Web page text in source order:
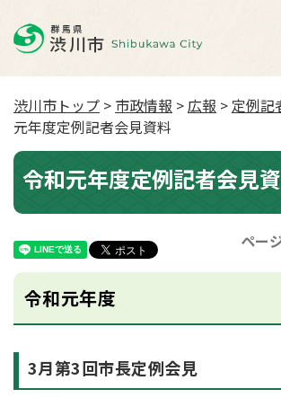
渋川市トップ > 市政情報 >広報 > 定例記
元年度定例記者会見資料
令和元年度定例記者会見
ペー
令和元年度
3月第3回市長定例会見